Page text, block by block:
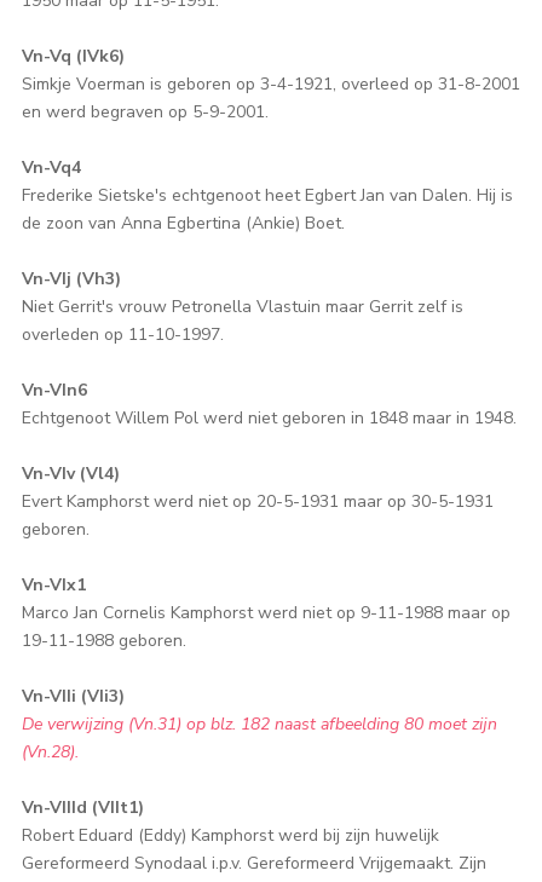
Vn-Vq (IVk6)
Simkje Voerman is geboren op 3-4-1921, overleed op 31-8-2001
en werd begraven op 5-9-2001.
Vn-Vq4
Frederike Sietske's echtgenoot heet Egbert Jan van Dalen. Hij is
de zoon van Anna Egbertina (Ankie) Boet.
Vn-VIj (Vh3)
Niet Gerrit's vrouw Petronella Vlastuin maar Gerrit zelf is
overleden op 11-10-1997.
Vn-VIn6
Echtgenoot Willem Pol werd niet geboren in 1848 maar in 1948.
Vn-VIv (Vl4)
Evert Kamphorst werd niet op 20-5-1931 maar op 30-5-1931
geboren.
Vn-VIx1
Marco Jan Cornelis Kamphorst werd niet op 9-11-1988 maar op
19-11-1988 geboren.
Vn-VIIi (VIi3)
De verwijzing (Vn.31) op blz. 182 naast afbeelding 80 moet zijn
(Vn.28).
Vn-VIIId (VIIt1)
Robert Eduard (Eddy) Kamphorst werd bij zijn huwelijk
Gereformeerd Synodaal i.p.v. Gereformeerd Vrijgemaakt. Zijn